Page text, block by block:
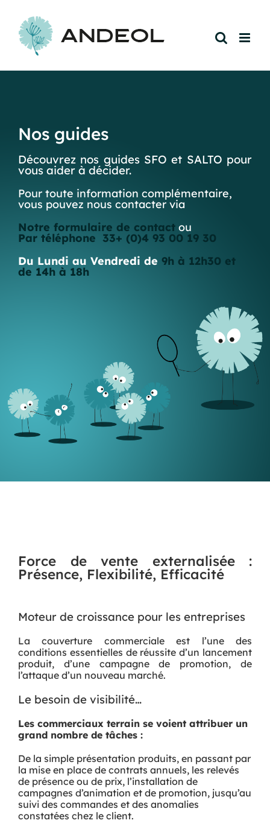
contenu
Nos guides
Découvrez nos guides SFO et SALTO pour
vous aider à décider.
Pour toute information complémentaire,
vous pouvez nous contacter via
Notre formulaire de contact ou
Par téléphone 33+ (0)4 93 00 19 30
Du Lundi au Vendredi de 9h à 12h30 et
de 14h à 18h
Force de vente externalisée :
Présence, Flexibilité, Efficacité
Moteur de croissance pour les entreprises
La couverture commerciale est l’une des
conditions essentielles de réussite d’un lancement
produit, d’une campagne de promotion, de
l’attaque d’un nouveau marché.
Le besoin de visibilité…
Les commerciaux terrain se voient attribuer un
grand nombre de tâches :
De la simple présentation produits, en passant par
la mise en place de contrats annuels, les relevés
de présence ou de prix, l’installation de
campagnes d’animation et de promotion, jusqu’au
suivi des commandes et des anomalies
constatées chez le client.